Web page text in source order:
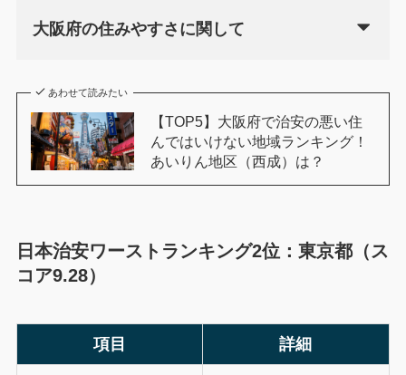
大阪府の住みやすさに関して
あわせて読みたい
【TOP5】大阪府で治安の悪い住
んではいけない地域ランキング！
あいりん地区（西成）は？
日本治安ワーストランキング2位：東京都（ス
コア9.28）
項目 詳細